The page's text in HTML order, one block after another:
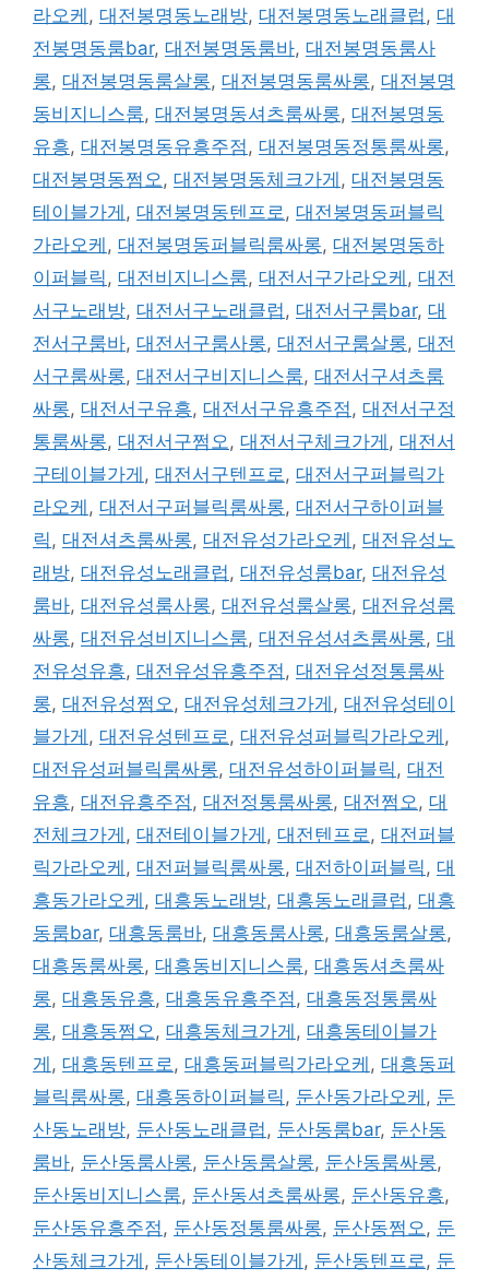
라오케 , 대전봉명동노래방, 대전봉명동노래클럽 , 대
전봉명동룸bar, 대전봉명동룸바, 대전봉명동룸사
롱, 대전봉명동룸살롱, 대전봉명동룸싸롱, 대전봉명
동비지니스룸, 대전봉명동셔츠룸싸롱, 대전봉명동
유흥, 대전봉명동유흥주점 , 대전봉명동정통룸싸롱,
대전봉명동쩜오 , 대전봉명동체크가게 , 대전봉명동
테이블가게 , 대전봉명동텐프로 , 대전봉명동퍼블릭
가라오케 , 대전봉명동퍼블릭룸싸롱, 대전봉명동하
이퍼블릭 , 대전비지니스룸, 대전서구가라오케 , 대전
서구노래방, 대전서구노래클럽 , 대전서구룸bar, 대
전서구룸바, 대전서구룸사롱, 대전서구룸살롱, 대전
서구룸싸롱, 대전서구비지니스룸, 대전서구셔츠룸
싸롱, 대전서구유흥, 대전서구유흥주점 , 대전서구정
통룸싸롱, 대전서구쩜오 , 대전서구체크가게 , 대전서
구테이블가게 , 대전서구텐프로 , 대전서구퍼블릭가
라오케 , 대전서구퍼블릭룸싸롱, 대전서구하이퍼블
릭 , 대전셔츠룸싸롱, 대전유성가라오케 , 대전유성노
래방, 대전유성노래클럽 , 대전유성룸bar, 대전유성
룸바, 대전유성룸사롱, 대전유성룸살롱, 대전유성룸
싸롱, 대전유성비지니스룸, 대전유성셔츠룸싸롱, 대
전유성유흥, 대전유성유흥주점 , 대전유성정통룸싸
롱, 대전유성쩜오 , 대전유성체크가게 , 대전유성테이
블가게 , 대전유성텐프로 , 대전유성퍼블릭가라오케 ,
대전유성퍼블릭룸싸롱, 대전유성하이퍼블릭 , 대전
유흥, 대전유흥주점 , 대전정통룸싸롱, 대전쩜오 , 대
전체크가게 , 대전테이블가게 , 대전텐프로 , 대전퍼블
릭가라오케 , 대전퍼블릭룸싸롱, 대전하이퍼블릭 , 대
흥동가라오케 , 대흥동노래방, 대흥동노래클럽 , 대흥
동룸bar, 대흥동룸바, 대흥동룸사롱, 대흥동룸살롱,
대흥동룸싸롱, 대흥동비지니스룸, 대흥동셔츠룸싸
롱, 대흥동유흥, 대흥동유흥주점 , 대흥동정통룸싸
롱, 대흥동쩜오 , 대흥동체크가게 , 대흥동테이블가
게 , 대흥동텐프로 , 대흥동퍼블릭가라오케 , 대흥동퍼
블릭룸싸롱, 대흥동하이퍼블릭 , 둔산동가라오케 , 둔
산동노래방, 둔산동노래클럽 , 둔산동룸bar, 둔산동
룸바, 둔산동룸사롱, 둔산동룸살롱, 둔산동룸싸롱,
둔산동비지니스룸, 둔산동셔츠룸싸롱, 둔산동유흥,
둔산동유흥주점 , 둔산동정통룸싸롱, 둔산동쩜오 , 둔
산동체크가게 , 둔산동테이블가게 , 둔산동텐프로 , 둔